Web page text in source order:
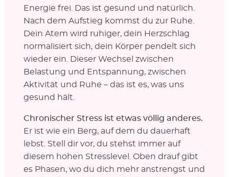
Energie frei. Das ist gesund und natürlich.
Nach dem Aufstieg kommst du zur Ruhe.
Dein Atem wird ruhiger, dein Herzschlag
normalisiert sich, dein Körper pendelt sich
wieder ein. Dieser Wechsel zwischen
Belastung und Entspannung, zwischen
Aktivität und Ruhe – das ist es, was uns
gesund hält.
Chronischer Stress ist etwas völlig anderes.
Er ist wie ein Berg, auf dem du dauerhaft
lebst. Stell dir vor, du stehst immer auf
diesem hohen Stresslevel. Oben drauf gibt
es Phasen, wo du dich mehr anstrengst und